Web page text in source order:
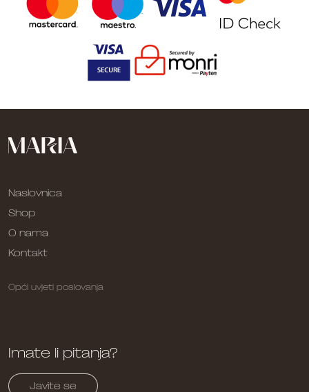
Naslovnica
Shop
O nama
Kontakt
Opći uvjeti poslovanja
Imate li pitanja?
Javite se